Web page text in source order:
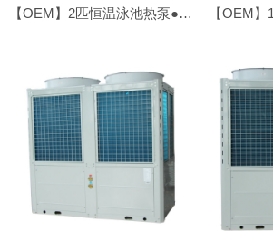
【OEM】2匹恒温泳池热泵●侧吹